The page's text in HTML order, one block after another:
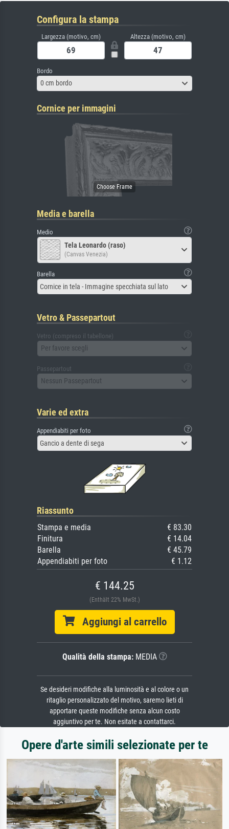
Configura la stampa
Largezza (motivo, cm) Altezza (motivo, cm)
Bordo
0 cm bordo
Cornice per immagini
Media e barella
Medio
Tela Leonardo (raso)
(Canvas Venezia)
Barella
Cornice in tela - Immagine specchiata sul lato
Vetro & Passepartout
Vetro (compreso il tabellone)
Per favore scegli
Passepartout
Nessun Passepartout
Varie ed extra
Appendiabiti per foto
Gancio a dente di sega
Riassunto
Stampa e media
€ 83.30
Finitura
€ 14.04
Barella
€ 45.79
Appendiabiti per foto
€ 1.12
€ 144.25
(Enthält 22% MwSt.)
Aggiungi al carrello
Qualità della stampa:MEDIA
Se desideri modifiche alla luminosità e al colore o un
ritaglio personalizzato del motivo, saremo lieti di
apportare queste modifiche senza alcun costo
aggiuntivo per te. Non esitate a contattarci.
Opere d'arte simili selezionate per te